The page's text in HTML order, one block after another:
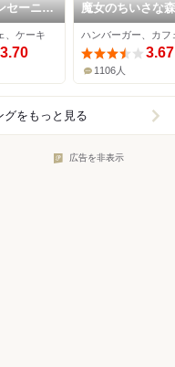
セーニ
自由が
、ケーキ
3.70
魔女のちいさな
ンバーガー
3.67
1106人
グをもっと見る
広告を非表示